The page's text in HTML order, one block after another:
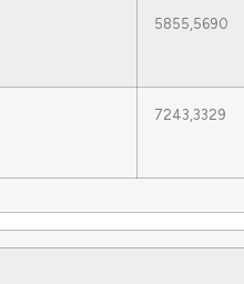
5855,5690
7243,3329